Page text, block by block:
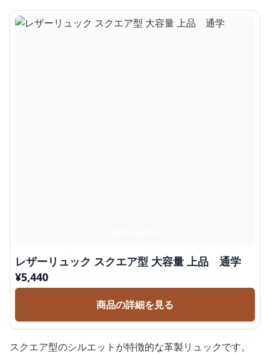
レザーリュック スクエア型 大容量 上品 通学
¥5,440
商品の詳細を見る
スクエア型のシルエットが特徴的な革製リュックです。